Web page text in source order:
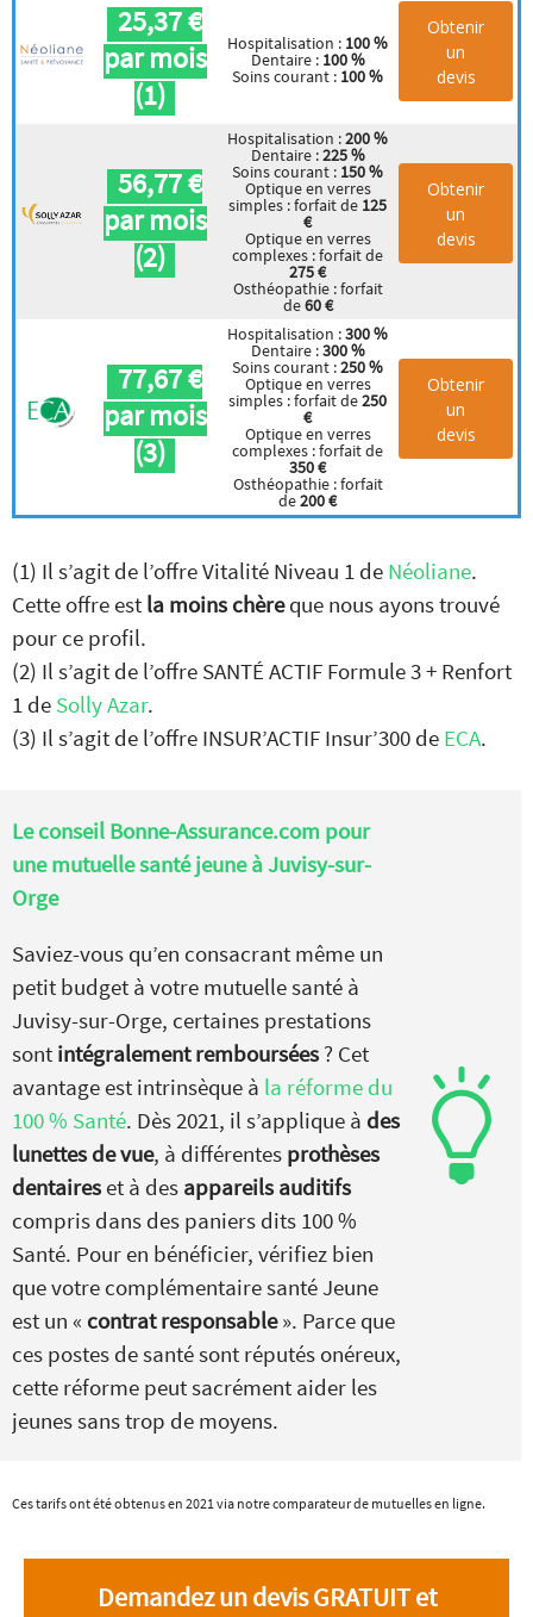
25,37 €
par mois
(1)
Hospitalisation : 100 %
Dentaire : 100 %
Soins courant : 100 %
Obtenir
un
devis
56,77 €
par mois
(2)
Hospitalisation :200 %
Dentaire :225 %
Soins courant : 150 %
Optique en verres
simples : forfait de 125
€
Optique en verres
complexes : forfait de
275 €
Osthéopathie : forfait
de60 €
Obtenir
un
devis
77,67 €
par mois
(3)
Hospitalisation :300 %
Dentaire :300 %
Soins courant :250 %
Optique en verres
simples : forfait de250
€
Optique en verres
complexes : forfait de
350 €
Osthéopathie : forfait
de200 €
Obtenir
un
devis
(1) Il s’agit de l’offre Vitalité Niveau 1 de Néoliane.
Cette offre est la moins chèreque nous ayons trouvé
pour ce profil.
(2) Il s’agit de l’offre SANTÉ ACTIF Formule 3 + Renfort
1 de Solly Azar.
(3) Il s’agit de l’offre INSUR’ACTIF Insur’300 de ECA.
Le conseil Bonne-Assurance.com pour
une mutuelle santé jeune à Juvisy-sur-
Orge
Saviez-vous qu’en consacrant même un
petit budget à votre mutuelle santé à
Juvisy-sur-Orge, certaines prestations
sont intégralement remboursées ? Cet
avantage est intrinsèque à la réforme du
100 % Santé. Dès 2021, il s’applique à des
lunettes de vue, à différentes prothèses
dentaires et à des appareils auditifs
compris dans des paniers dits 100 %
Santé. Pour en bénéficier, vérifiez bien
que votre complémentaire santé Jeune
est un « contrat responsable». Parce que
ces postes de santé sont réputés onéreux,
cette réforme peut sacrément aider les
jeunes sans trop de moyens.
Ces tarifs ont été obtenus en 2021 via notre comparateur de mutuelles en ligne.
Demandez un devis GRATUIT et